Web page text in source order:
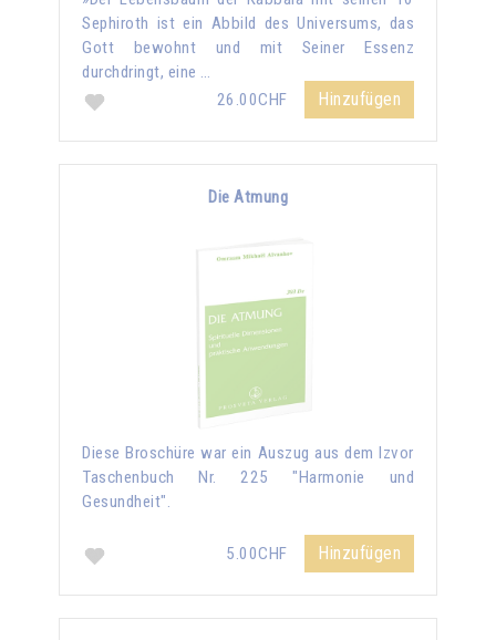
Sephiroth ist ein Abbild des Universums, das
Gott bewohnt und mit Seiner Essenz
durchdringt, eine …
26.00CHF
Hinzufügen
Die Atmung
Diese Broschüre war ein Auszug aus dem Izvor
Taschenbuch Nr. 225 "Harmonie und
Gesundheit".
5.00CHF Hinzufügen